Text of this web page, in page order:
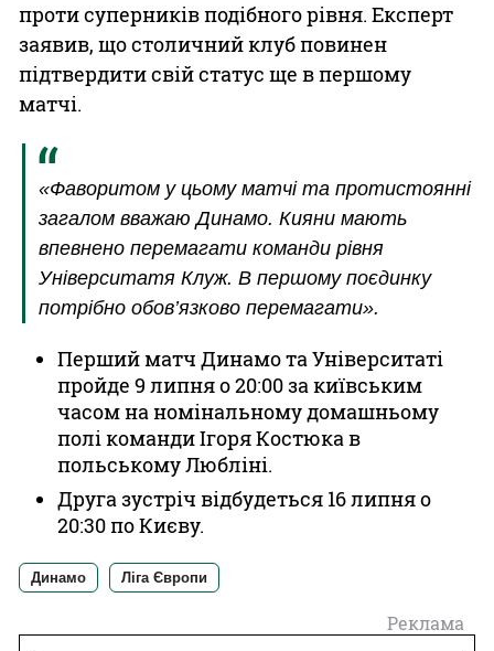
проти суперників подібного рівня. Експерт
заявив, що столичний клуб повинен
підтвердити свій статус ще в першому
матчі.
«Фаворитом у цьому матчі та протистоянні
загалом вважаю Динамо. Кияни мають
впевнено перемагати команди рівня
Університатя Клуж. В першому поєдинку
потрібно обов’язково перемагати».
Перший матч Динамо та Університаті
пройде 9 липня о 20:00 за київським
часом на номінальному домашньому
полі команди Ігоря Костюка в
польському Любліні.
Друга зустріч відбудеться 16 липня о
20:30 по Києву.
Динамо Ліга Європи
Реклама